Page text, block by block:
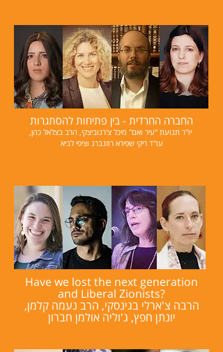
החברה החרדית - בין פתיחות להסתגרות
יו"ר תנועת "עיר ואם" מיכל צ'רנוביצקי, הרב בצלאל כהן,
עו"ד ריקי שפירא רוזנברג וציפי לביא
Have we lost the next generation
and Liberal Zionists?
הרבה צ'ארלי בגינסקי, הרב נעמה קלמן,
יונתן חפץ, ג'וליה אולמן חברון